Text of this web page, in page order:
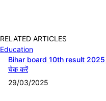
RELATED ARTICLES
Education
Bihar board 10th result 2025
चेक करें
29/03/2025